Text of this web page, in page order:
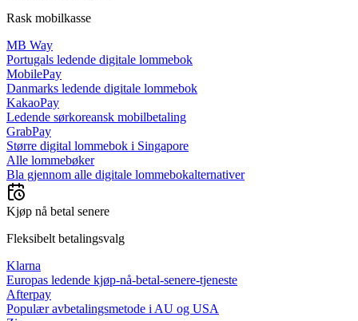
Rask mobilkasse
MB Way
Portugals ledende digitale lommebok
MobilePay
Danmarks ledende digitale lommebok
KakaoPay
Ledende sørkoreansk mobilbetaling
GrabPay
Større digital lommebok i Singapore
Alle lommebøker
Bla gjennom alle digitale lommebokalternativer
Kjøp nå betal senere
Fleksibelt betalingsvalg
Klarna
Europas ledende kjøp-nå-betal-senere-tjeneste
Afterpay
Populær avbetalingsmetode i AU og USA